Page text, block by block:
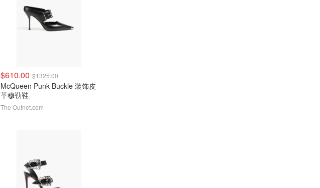
$610.00 $1325.00
McQueen Punk Buckle 装饰皮
革穆勒鞋
The Outnet.com